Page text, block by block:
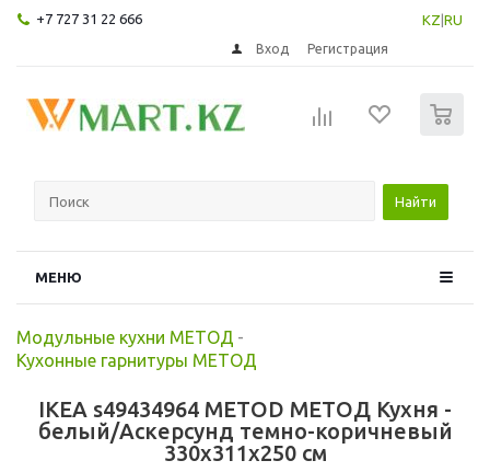
+7 727 31 22 666 KZ RU
Вход Регистрация
Найти
МЕНЮ
Модульные кухни МЕТОД -
Кухонные гарнитуры МЕТОД
IKEA s49434964 METOD МЕТОД Кухня -
белый/Аскерсунд темно-коричневый
330x311x250 см